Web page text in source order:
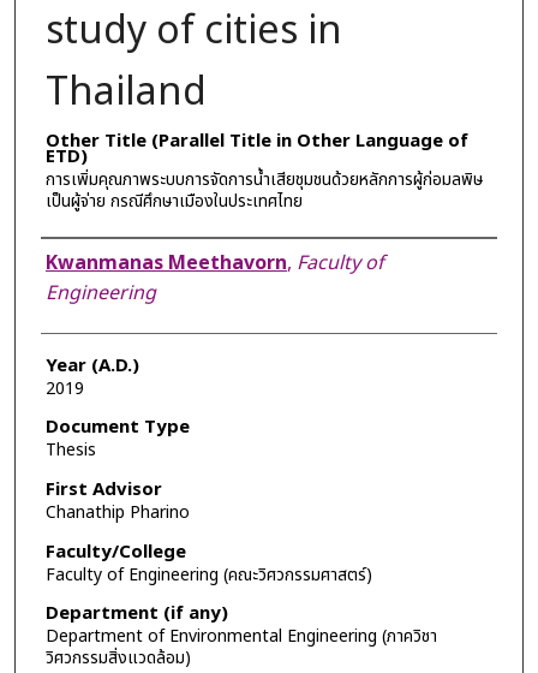
study of cities in
Thailand
Other Title (Parallel Title in Other Language of
ETD)
การเพิ่มคุณภาพระบบการจัดการน้ำเสียชุมชนด้วยหลักการผู้ก่อมลพิษ
เป็นผู้จ่าย กรณีศึกษาเมืองในประเทศไทย
Author
Kwanmanas Meethavorn, Faculty of
Engineering
Year (A.D.)
2019
Document Type
Thesis
First Advisor
Chanathip Pharino
Faculty/College
Faculty of Engineering (คณะวิศวกรรมศาสตร์)
Department (if any)
Department of Environmental Engineering (ภาควิชา
วิศวกรรมสิ่งแวดล้อม)